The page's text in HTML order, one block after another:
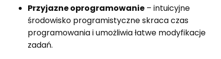
Przyjazne oprogramowanie – intuicyjne
środowisko programistyczne skraca czas
programowania i umożliwia łatwe modyfikacje
zadań.